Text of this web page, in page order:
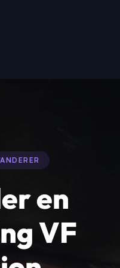
en
VF